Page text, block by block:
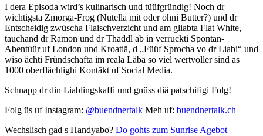
I dera Episoda wird’s kulinarisch und tüüfgründig! Noch dr
wichtigsta Zmorga-Frog (Nutella mit oder ohni Butter?) und dr
Entscheidig zwüscha Flaischverzicht und am gliabta Flat White,
tauchand dr Ramon und dr Thaddl ab in verruckti Spontan-
Abentüür uf London und Kroatiä, d „Füüf Sprocha vo dr Liabi“ und
wiso ächti Fründschafta im reala Läba so viel wertvoller sind as
1000 oberflächlighi Kontäkt uf Social Media.
Schnapp dr din Liablingskaffi und gnüss diä patschifigi Folg!
Folg üs uf Instagram: @buendnertalk Meh uf: buendnertalk.ch
Wechslisch gad s Handyabo? Do gohts zum Sunrise Agebot